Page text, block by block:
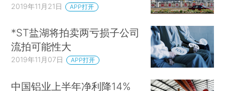
2019年11月21日 APP打开
*ST盐湖将拍卖两亏损子公司
流拍可能性大
2019年11月07日 APP打开
中国铝业上半年净利降14%